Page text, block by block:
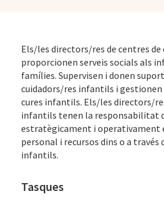
Els/les directors/res de centres
proporcionen serveis socials als
famílies. Supervisen i donen
cuidadors/res infantils i gestionen
cures infantils. Els/les directors/
infantils tenen la responsabilitat
estratègicament i operativament
personal i recursos dins o a través
infantils.
Tasques